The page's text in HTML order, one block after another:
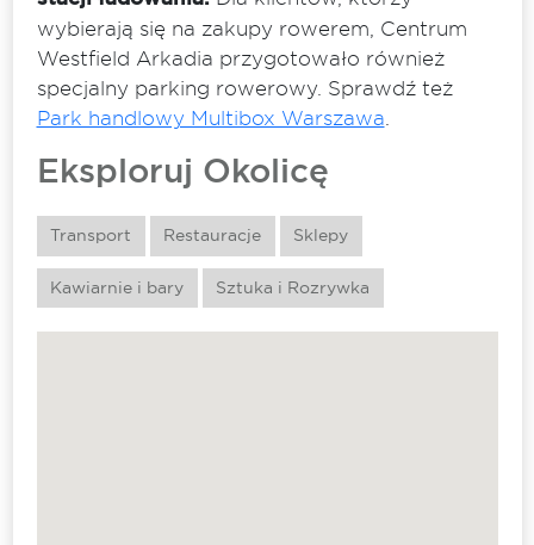
wybierają się na zakupy rowerem, Centrum
Westfield Arkadia przygotowało również
specjalny parking rowerowy. Sprawdź też
Park handlowy Multibox Warszawa
Eksploruj Okolicę
Transport Restauracje Sklepy
Kawiarnie i bary Sztuka i Rozrywka